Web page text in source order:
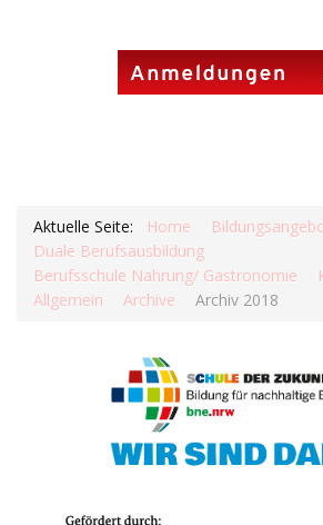
Aktuelle Seite: Home
Duale Berufsausbildung
Berufsschule Nahrung/ Gastronomie
Allgemein
Archive Archiv 2018